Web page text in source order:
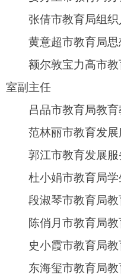
伊力亚尔·艾克拜尔上
古丽米热·吾都可市昆
努尔夏提·买买提伊明
刘灵艳市第六中学副校
如则麦麦提·纳麦提上
麦麦提·艾拉上阿图什
崔燕市第一小学副校长
祖丽皮耶·阿不力米提
库那吉·莫明市教育局
方月琴市第二幼儿园
木尼拉·米吉提市第八
古哈尔市第六幼儿园园